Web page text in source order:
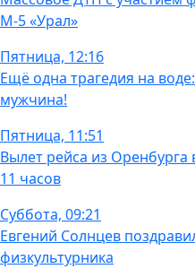
М-5 «Урал»
Пятница, 12:16
Ещё одна трагедия на
мужчина!
Пятница, 11:51
Вылет рейса из
11 часов
Суббота, 09:21
Евгений Солнцев
физкультурника